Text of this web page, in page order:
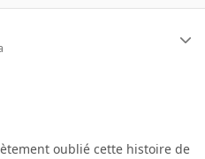
oublié cette histoire de